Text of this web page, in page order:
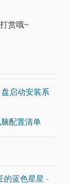
赏哦~
启动安装系
配置清单
的蓝色星星 -